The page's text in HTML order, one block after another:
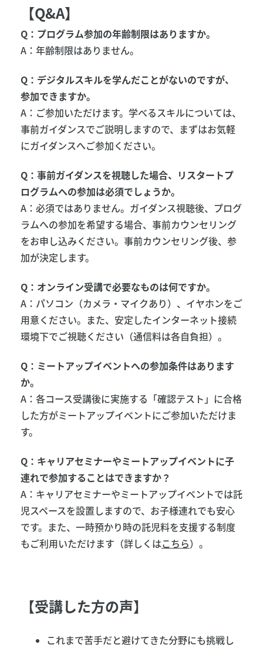
【Q&A】
Q：プログラム参加の年齢制限はありますか。
A：年齢制限はありません。
Q：デジタルスキルを学んだことがないのですが、
参加できますか。
A：ご参加いただけます。学べるスキルについては、
事前ガイダンスでご説明しますので、まずはお気軽
にガイダンスへご参加ください。
Q：事前ガイダンスを視聴した場合、リスタートプ
ログラムへの参加は必須でしょうか。
A：必須ではありません。ガイダンス視聴後、プログ
ラムへの参加を希望する場合、事前カウンセリング
をお申し込みください。事前カウンセリング後、参
加が決定します。
Q：オンライン受講で必要なものは何ですか。
A：パソコン（カメラ・マイクあり）、イヤホンをご
用意ください。また、安定したインターネット接続
環境下でご視聴ください（通信料は各自負担）。
Q：ミートアップイベントへの参加条件はあります
か。
A：各コース受講後に実施する「確認テスト」に合格
した方がミートアップイベントにご参加いただけま
す。
Q：キャリアセミナーやミートアップイベントに子
連れで参加することはできますか？
A：キャリアセミナーやミートアップイベントでは託
児スペースを設置しますので、お子様連れでも安心
です。また、一時預かり時の託児料を支援する制度
もご利用いただけます（詳しくはこちら）。
【受講した方の声】
これまで苦手だと避けてきた分野にも挑戦し